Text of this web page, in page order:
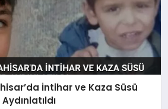
İntihar ve Kaza Süsü